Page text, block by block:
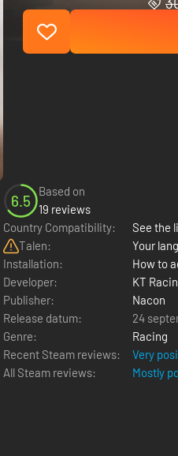
6.5
Based on
19 reviews
Country Compatibility:
See the
Talen:
Your
Installation:
How to
Developer:
KT
Publisher:
Nacon
Release datum:
24
Genre:
Racing
Recent Steam reviews:
Very
All Steam reviews:
Mostly